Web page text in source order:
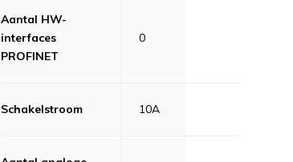
Aantal HW-
interfaces
PROFINET
0
Schakelstroom 10A